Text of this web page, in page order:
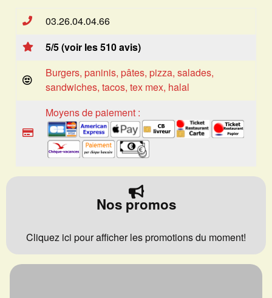
03.26.04.04.66
5/5 (voir les 510 avis)
Burgers, paninis, pâtes, pizza, salades,
sandwiches, tacos, tex mex, halal
Moyens de paiement :
Nos promos
Cliquez ici pour afficher les promotions du moment!